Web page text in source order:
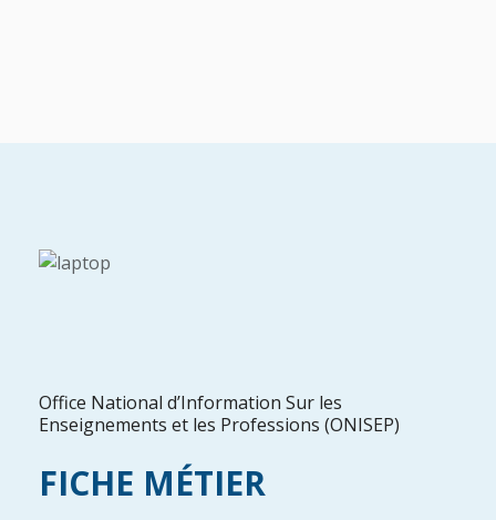
Office National d’Information Sur les
Enseignements et les Professions (ONISEP)
FICHE MÉTIER